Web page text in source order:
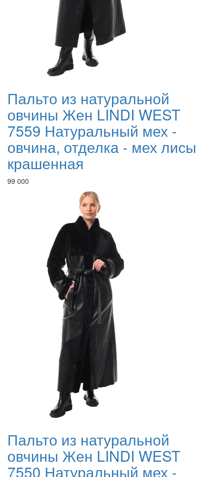
Пальто из натуральной
овчины Жен LINDI WEST
7559 Натуральный мех -
овчина, отделка - мех лисы
крашенная
99 000
Пальто из натуральной
овчины Жен LINDI WEST
7550 Натуральный мех -